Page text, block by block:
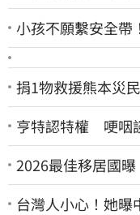
小孩不願繫安全帶
捐1物救援熊本災
亨特認特權 哽咽
2026最佳移居國
台灣人小心！她曝